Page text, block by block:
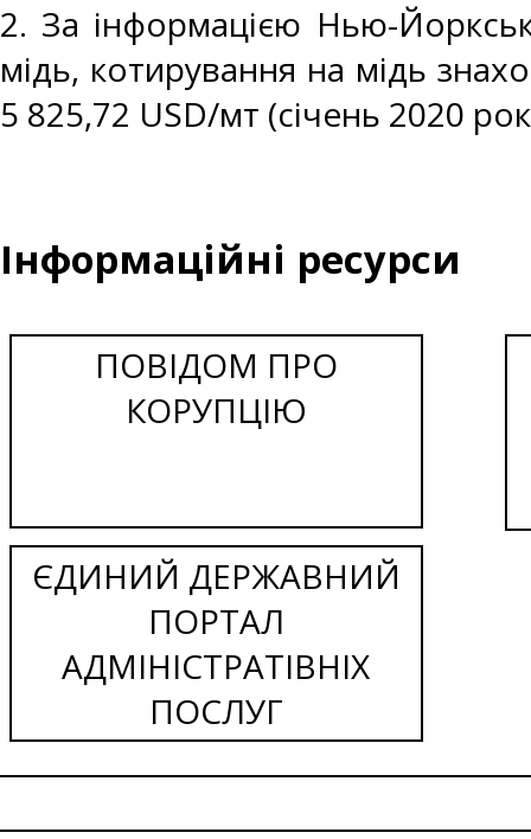
2. За інформацією Нью-
мідь, котирування на мідь
5 825,72 USD/мт (січень 2020
Інформаційні ресурси
ПОВІДОМ ПРО
КОРУПЦІЮ
ЄДИНИЙ ДЕРЖАВНИЙ
ПОРТАЛ
АДМІНІСТРАТІВНІХ
ПОСЛУГ